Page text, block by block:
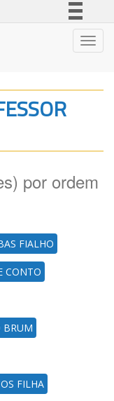
Legislação
por ordem
FIALHO
CONTO
BRUM
FILHA